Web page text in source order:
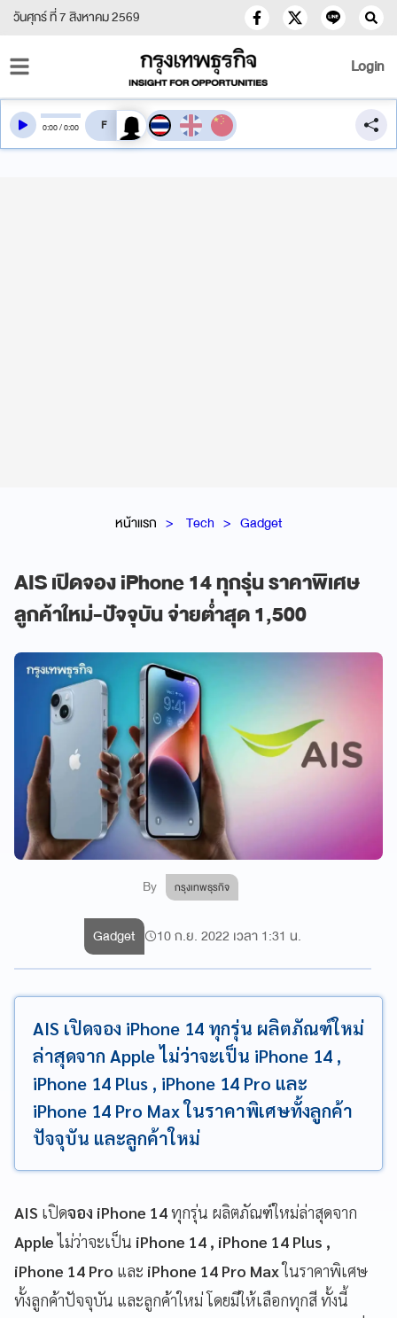
วันศุกร์ ที่ 7 สิงหาคม 2569
Login
หน้าแรก Tech Gadget
AIS เปิดจอง iPhone 14 ทุกรุ่น ราคาพิเศษ
ลูกค้าใหม่-ปัจจุบัน จ่ายต่ำสุด 1,500
By กรุงเทพธุรกิจ
0:00/0:00 สลับเสียงอ่าน
Gadget 10 ก.ย. 2022 เวลา 1:31 น.
AIS เปิดจอง iPhone 14 ทุกรุ่น ผลิตภัณฑ์ใหม่
ล่าสุดจาก Apple ไม่ว่าจะเป็น iPhone 14 ,
iPhone 14 Plus , iPhone 14 Pro และ
iPhone 14 Pro Max ในราคาพิเศษทั้งลูกค้า
ปัจจุบัน และลูกค้าใหม่
AIS เปิดจอง iPhone 14ทุกรุ่น ผลิตภัณฑ์ใหม่ล่าสุดจาก
Appleไม่ว่าจะเป็น iPhone 14 , iPhone 14 Plus ,
iPhone 14 Pro และ iPhone 14 Pro Maxในราคาพิเศษ
ทั้งลูกค้าปัจจุบัน และลูกค้าใหม่ โดยมีให้เลือกทุกสี ทั้งนี้